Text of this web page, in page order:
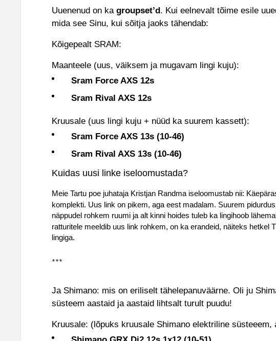
Uuenenud on ka groupset’d. Kui eelnevalt tõime esile
mida see Sinu, kui sõitja jaoks tähendab:
Kõigepealt SRAM:
Maanteele (uus, väiksem ja mugavam lingi kuju):
Sram Force AXS 12s
Sram Rival AXS 12s
Kruusale (uus lingi kuju + nüüd ka suurem kassett):
Sram Force AXS 13s (10-46)
Sram Rival AXS 13s (10-46)
Kuidas uusi linke iseloomustada?
Meie Tartu poe juhataja Kristjan Randma iseloomustab nii:
komplekti. Uus link on pikem, aga eest madalam. Suurem
näppudel rohkem ruumi ja alt kinni hoides tuleb ka lingihoob
ratturitele meeldib uus link rohkem, on ka erandeid, näiteks hetkel
lingiga.
***
Ja Shimano: mis on eriliselt tähelepanuväärne. Oli ju
süsteem aastaid ja aastaid lihtsalt turult puudu!
Kruusale: (lõpuks kruusale Shimano elektriline